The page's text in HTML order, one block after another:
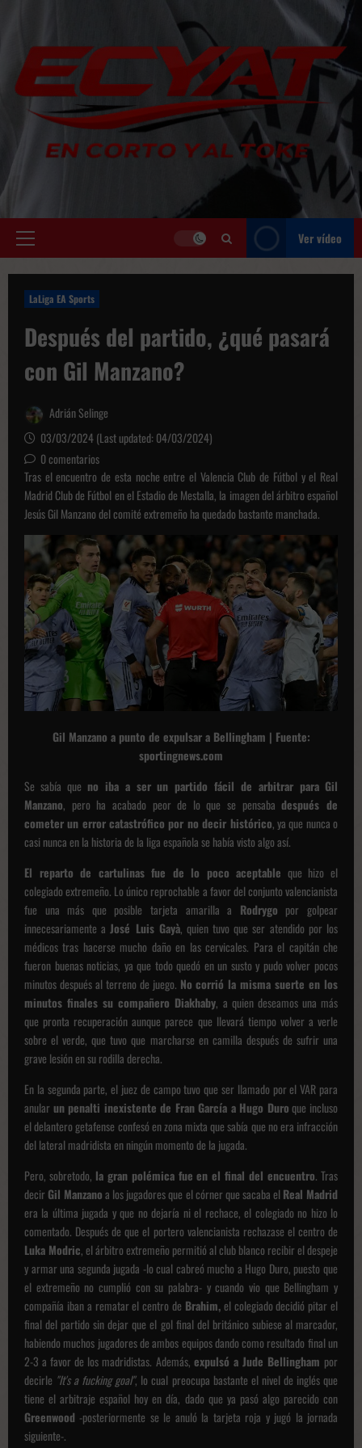
contenido
Menú
Ver vídeo
LaLiga EA Sports
Después del partido, ¿qué pasará
con Gil Manzano?
Adrián Selinge
03/03/2024 (Last updated: 04/03/2024)
0 comentarios
Tras el encuentro de esta noche entre el Valencia Club de Fútbol y el Real
Madrid Club de Fútbol en el Estadio de Mestalla, la imagen del árbitro español
Jesús Gil Manzano del comité extremeño ha quedado bastante manchada.
Gil Manzano a punto de expulsar a Bellingham | Fuente:
sportingnews.com
Se sabía que no iba a ser un partido fácil de arbitrar para Gil
Manzano, pero ha acabado peor de lo que se pensabadespués de
cometer un error catastrófico por no decir histórico, ya que nunca o
casi nunca en la historia de la liga española se había visto algo así.
El reparto de cartulinas fue de lo poco aceptable que hizo el
colegiado extremeño. Lo único reprochable a favor del conjunto valencianista
fue una más que posible tarjeta amarilla a Rodrygo por golpear
innecesariamente aJosé Luis Gayà, quien tuvo que ser atendido por los
médicos tras hacerse mucho daño en las cervicales. Para el capitán che
fueron buenas noticias, ya que todo quedó en un susto y pudo volver pocos
minutos después al terreno de juego. No corrió la misma suerte en los
minutos finales su compañero Diakhaby, a quien deseamos una más
que pronta recuperación aunque parece que llevará tiempo volver a verle
sobre el verde, que tuvo que marcharse en camilla después de sufrir una
grave lesión en su rodilla derecha.
En la segunda parte, el juez de campo tuvo que ser llamado por el VAR para
anular un penalti inexistente de Fran García a Hugo Duroque incluso
el delantero getafense confesó en zona mixta que sabía que no era infracción
del lateral madridista en ningún momento de la jugada.
Pero, sobretodo, la gran polémica fue en el final del encuentro. Tras
decir Gil Manzanoa los jugadores que el córner que sacaba elReal Madrid
era la última jugada y que no dejaría ni el rechace, el colegiado no hizo lo
comentado. Después de que el portero valencianista rechazase el centro de
Luka Modric, el árbitro extremeño permitió al club blanco recibir el despeje
y armar una segunda jugada -lo cual cabreó mucho a Hugo Duro, puesto que
el extremeño no cumplió con su palabra- y cuando vio que Bellingham y
compañía iban a rematar el centro de Brahim,el colegiado decidió pitar el
final del partido sin dejar que el gol final del británico subiese al marcador,
habiendo muchos jugadores de ambos equipos dando como resultado final un
2-3 a favor de los madridistas. Además, expulsó a Jude Bellingham por
decirle "It's a fucking goal", lo cual preocupa bastante el nivel de inglés que
tiene el arbitraje español hoy en día, dado que ya pasó algo parecido con
Greenwood -posteriormente se le anuló la tarjeta roja y jugó la jornada
siguiente-.